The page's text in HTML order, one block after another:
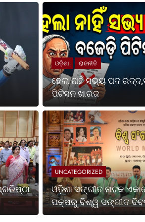
ପ୍ରତିଷ୍ଠା
ହେଉଛି ଭାରତର ସର୍ବଶ୍ରେଷ୍ଠ ଶକ୍ତି ଏବଂ
ଓଡ଼ିଶା ରାଜନୀତି
ହେଲା ନାହିଁ ସଭ୍ୟ ପଦ
ପିଟିସନ ଖାରଜ
UNCATEGORIZED
ଓଡ଼ିଶା ସଙ୍ଗୀତ ନାଟକ
ପକ୍ଷରୁ ବିଶ୍ୱ ସଙ୍ଗୀତ